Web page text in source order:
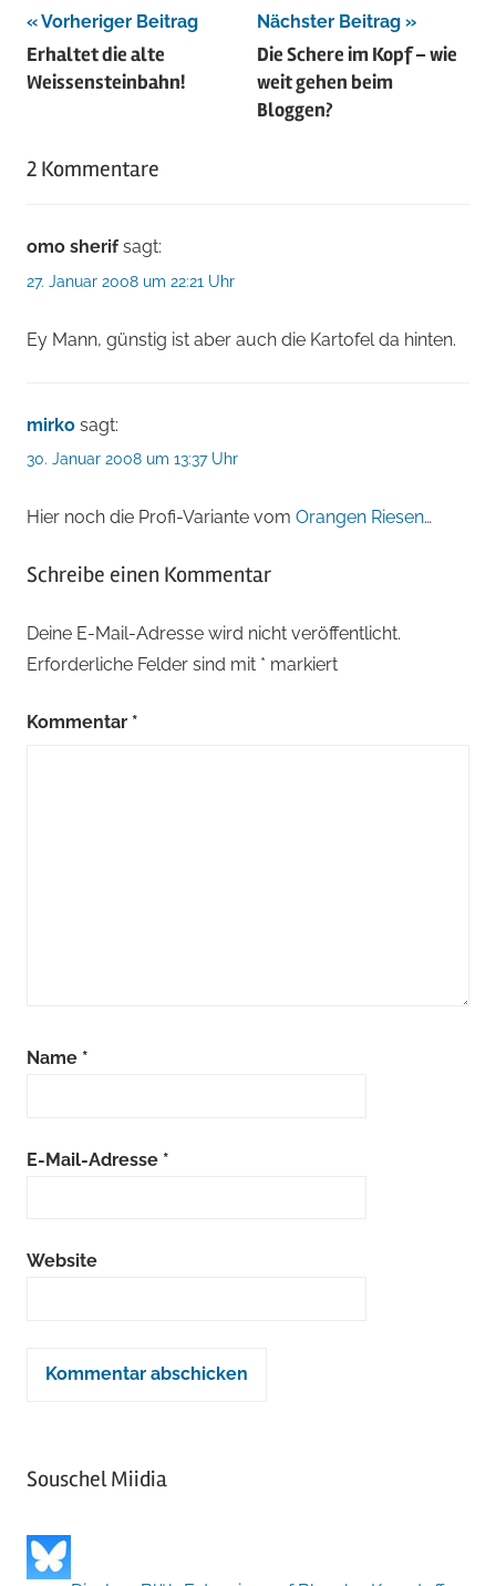
Beitragsnavigation
Vorheriger Beitrag
Erhaltet die alte
Weissensteinbahn!
Nächster Beitrag
Die Schere im Kopf – wie
weit gehen beim
Bloggen?
2 Kommentare
omo sherif sagt:
27. Januar 2008 um 22:21 Uhr
Ey Mann, günstig ist aber auch die Kartofel da hinten.
mirko sagt:
30. Januar 2008 um 13:37 Uhr
Hier noch die Profi-Variante vom Orangen Riesen…
Schreibe einen Kommentar
Deine E-Mail-Adresse wird nicht veröffentlicht.
Erforderliche Felder sind mit * markiert
Kommentar *
Name *
E-Mail-Adresse *
Website
Souschel Miidia